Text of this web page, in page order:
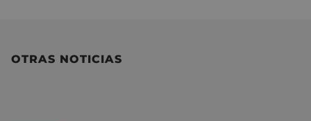
OTRAS NOTICIAS